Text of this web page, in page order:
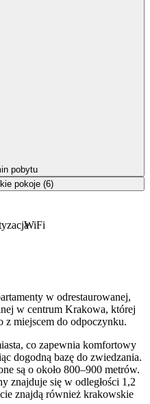
WiFi
w odrestaurowanej,
w centrum Krakowa, której
z miejscem do odpoczynku.
co zapewnia komfortowy
dogodną bazę do zwiedzania.
są o około 800–900 metrów.
znajduje się w odległości 1,2
znajdą również krakowskie
pobytu
pokoje (6)